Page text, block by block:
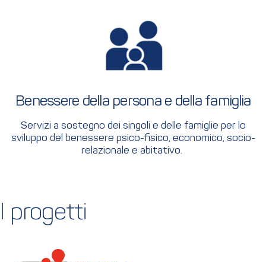
Benessere della persona e della famiglia
Servizi a sostegno dei singoli e delle famiglie per lo
sviluppo del benessere psico-fisico, economico, socio-
relazionale e abitativo.
I progetti